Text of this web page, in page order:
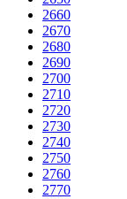
2660
2670
2680
2690
2700
2710
2720
2730
2740
2750
2760
2770